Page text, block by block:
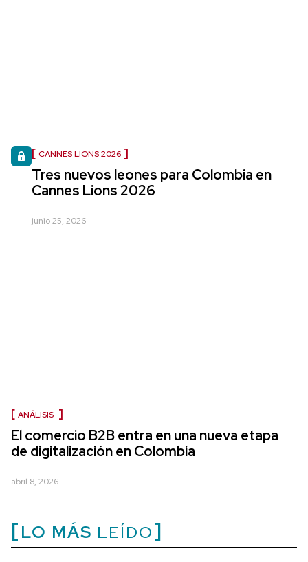
CANNES LIONS 2026
Tres nuevos leones para Colombia en
Cannes Lions 2026
junio 25, 2026
ANÁLISIS
El comercio B2B entra en una nueva etapa
de digitalización en Colombia
abril 8, 2026
LO MÁS LEÍDO